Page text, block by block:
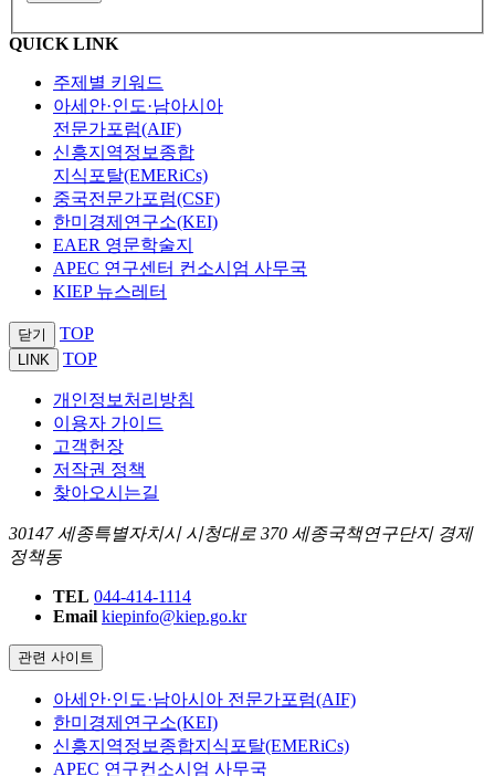
QUICK LINK
주제별 키워드
아세안·인도·남아시아
전문가포럼(AIF)
신흥지역정보종합
지식포탈(EMERiCs)
중국전문가포럼(CSF)
한미경제연구소(KEI)
EAER 영문학술지
APEC 연구센터 컨소시엄 사무국
KIEP 뉴스레터
닫기 TOP
LINK TOP
개인정보처리방침
이용자 가이드
고객헌장
저작권 정책
찾아오시는길
30147 세종특별자치시 시청대로 370 세종국책연구단지 경제
정책동
TEL 044-414-1114
Email kiepinfo@kiep.go.kr
관련 사이트
아세안·인도·남아시아 전문가포럼(AIF)
한미경제연구소(KEI)
신흥지역정보종합지식포탈(EMERiCs)
APEC 연구컨소시엄 사무국